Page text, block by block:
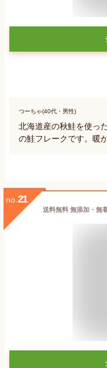
つーちゃ(40代・男性)
北海道産の秋鮭を使っ
の鮭フレークです。暖
no. 21